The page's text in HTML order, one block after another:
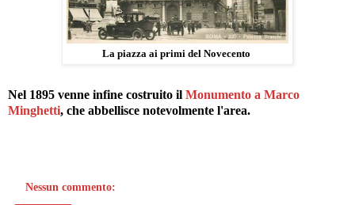
La piazza ai primi del Novecento
Nel 1895 venne infine costruito il Monumento a Marco
Minghetti, che abbellisce notevolmente l'area.
Nessun commento: